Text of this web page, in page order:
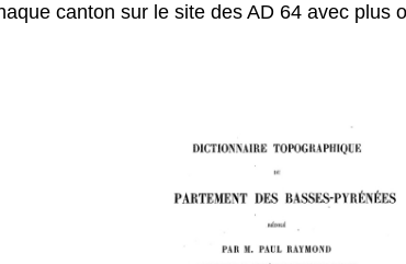
canton sur le site des AD 64 avec plus